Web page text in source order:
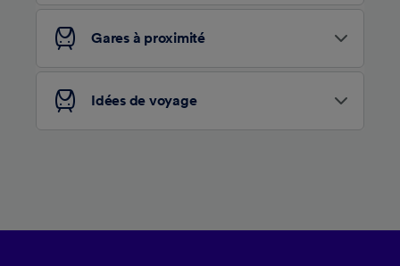
Gares à proximité
Idées de voyage
Liste de nos partenaires (fournisseurs)